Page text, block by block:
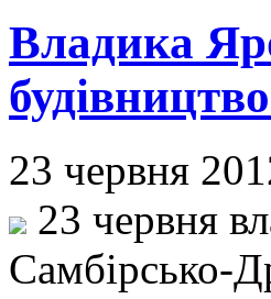
Владика
23 червня
23 червня
Самбірсько-